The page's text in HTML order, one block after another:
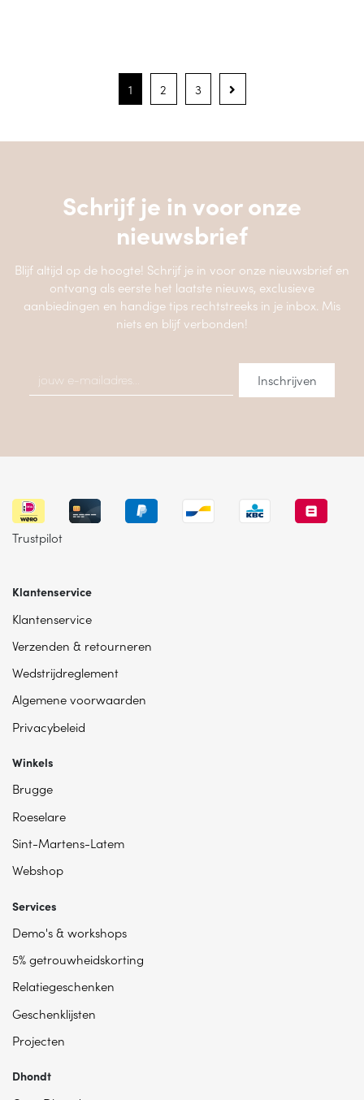
1 2 3
Schrijf je in voor onze
nieuwsbrief
Blijf altijd op de hoogte! Schrijf je in voor onze nieuwsbrief en
ontvang als eerste het laatste nieuws, exclusieve
aanbiedingen en handige tips rechtstreeks in je inbox. Mis
niets en blijf verbonden!
Trustpilot
Klantenservice
Klantenservice
Verzenden & retourneren
Wedstrijdreglement
Algemene voorwaarden
Privacybeleid
Winkels
Brugge
Roeselare
Sint-Martens-Latem
Webshop
Services
Demo's & workshops
5% getrouwheidskorting
Relatiegeschenken
Geschenklijsten
Projecten
Dhondt